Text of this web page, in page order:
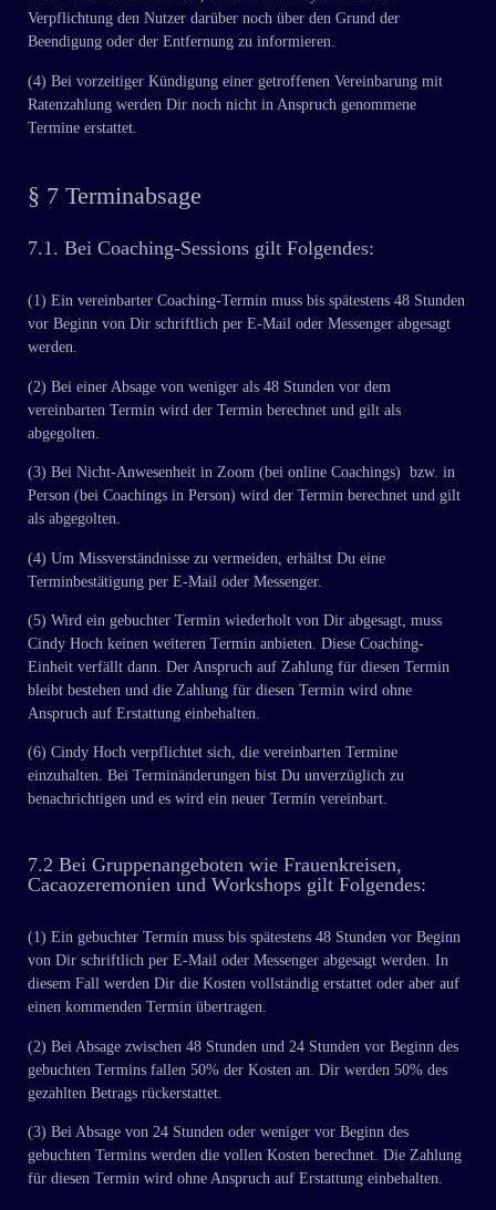
Verpflichtung den Nutzer darüber noch über den Grund der
Beendigung oder der Entfernung zu informieren.
(4) Bei vorzeitiger Kündigung einer getroffenen Vereinbarung mit
Ratenzahlung werden Dir noch nicht in Anspruch genommene
Termine erstattet.
§ 7 Terminabsage
7.1. Bei Coaching-Sessions gilt Folgendes:
(1) Ein vereinbarter Coaching-Termin muss bis spätestens 48 Stunden
vor Beginn von Dir schriftlich per E-Mail oder Messenger abgesagt
werden.
(2) Bei einer Absage von weniger als 48 Stunden vor dem
vereinbarten Termin wird der Termin berechnet und gilt als
abgegolten.
(3) Bei Nicht-Anwesenheit in Zoom (bei online Coachings) bzw. in
Person (bei Coachings in Person) wird der Termin berechnet und gilt
als abgegolten.
(4) Um Missverständnisse zu vermeiden, erhältst Du eine
Terminbestätigung per E-Mail oder Messenger.
(5) Wird ein gebuchter Termin wiederholt von Dir abgesagt, muss
Cindy Hoch keinen weiteren Termin anbieten. Diese Coaching-
Einheit verfällt dann. Der Anspruch auf Zahlung für diesen Termin
bleibt bestehen und die Zahlung für diesen Termin wird ohne
Anspruch auf Erstattung einbehalten.
(6) Cindy Hoch verpflichtet sich, die vereinbarten Termine
einzuhalten. Bei Terminänderungen bist Du unverzüglich zu
benachrichtigen und es wird ein neuer Termin vereinbart.
7.2 Bei Gruppenangeboten wie Frauenkreisen,
Cacaozeremonien und Workshops gilt Folgendes:
(1) Ein gebuchter Termin muss bis spätestens 48 Stunden vor Beginn
von Dir schriftlich per E-Mail oder Messenger abgesagt werden. In
diesem Fall werden Dir die Kosten vollständig erstattet oder aber auf
einen kommenden Termin übertragen.
(2) Bei Absage zwischen 48 Stunden und 24 Stunden vor Beginn des
gebuchten Termins fallen 50% der Kosten an. Dir werden 50% des
gezahlten Betrags rückerstattet.
(3) Bei Absage von 24 Stunden oder weniger vor Beginn des
gebuchten Termins werden die vollen Kosten berechnet. Die Zahlung
für diesen Termin wird ohne Anspruch auf Erstattung einbehalten.